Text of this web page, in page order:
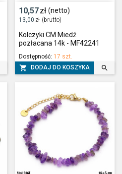
10,57zł (netto)
13,00 zł (brutto)
Kolczyki CM Miedź
pozłacana 14k - MF42241
Dostępność: 17 szt.
 DODAJ DO KOSZYKA 